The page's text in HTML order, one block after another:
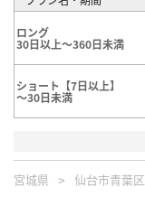
ロング
30日以上～360日未満
ショート【7日以上】
～30日未満
宮城県 仙台市青葉区